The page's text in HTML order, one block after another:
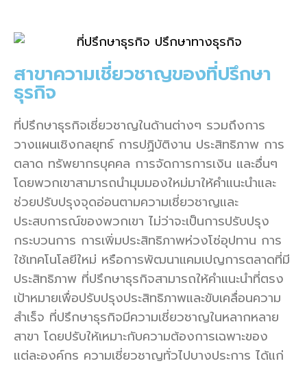
สาขาความเชี่ยวชาญของที่ปรึกษา
ธุรกิจ
ที่ปรึกษาธุรกิจเชี่ยวชาญในด้านต่างๆ รวมถึงการ
วางแผนเชิงกลยุทธ์ การปฏิบัติงาน ประสิทธิภาพ การ
ตลาด ทรัพยากรบุคคล การจัดการการเงิน และอื่นๆ
โดยพวกเขาสามารถนำมุมมองใหม่มาให้คำแนะนำและ
ช่วยปรับปรุงจุดอ่อนตามความเชี่ยวชาญและ
ประสบการณ์ของพวกเขา ไม่ว่าจะเป็นการปรับปรุง
กระบวนการ การเพิ่มประสิทธิภาพห่วงโซ่อุปทาน การ
ใช้เทคโนโลยีใหม่ หรือการพัฒนาแคมเปญการตลาดที่มี
ประสิทธิภาพ ที่ปรึกษาธุรกิจสามารถให้คำแนะนำที่ตรง
เป้าหมายเพื่อปรับปรุงประสิทธิภาพและขับเคลื่อนความ
สำเร็จ ที่ปรึกษาธุรกิจมีความเชี่ยวชาญในหลากหลาย
สาขา โดยปรับให้เหมาะกับความต้องการเฉพาะของ
แต่ละองค์กร ความเชี่ยวชาญทั่วไปบางประการ ได้แก่